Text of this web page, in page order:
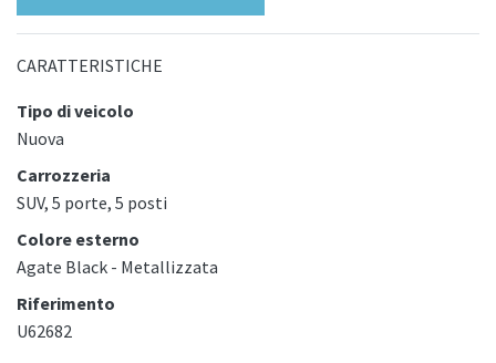
CARATTERISTICHE
Tipo di veicolo
Nuova
Carrozzeria
SUV, 5 porte, 5 posti
Colore esterno
Agate Black - Metallizzata
Riferimento
U62682